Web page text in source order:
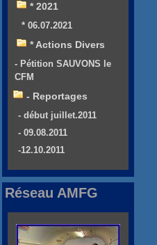
* 2021
* 06.07.2021
* Actions Divers
- Pétition SAUVONS le
CFM
- Reportages
- début juillet.2011
- 09.08.2011
-12.10.2011
Réseau AMFG